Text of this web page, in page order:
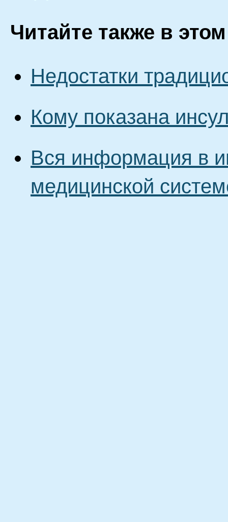
Читайте также в
Недостатки
Кому показана
Вся информация в
медицинской